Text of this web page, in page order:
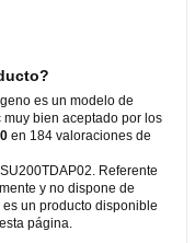
es un modelo de
bien aceptado por los
en 184 valoraciones de
Referente
y no dispone de
un producto disponible
página.